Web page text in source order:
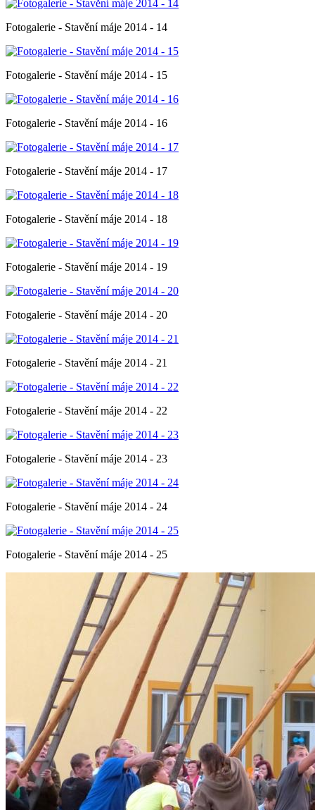
Fotogalerie - Stavění máje 2014 - 14
Fotogalerie - Stavění máje 2014 - 15
Fotogalerie - Stavění máje 2014 - 16
Fotogalerie - Stavění máje 2014 - 17
Fotogalerie - Stavění máje 2014 - 18
Fotogalerie - Stavění máje 2014 - 19
Fotogalerie - Stavění máje 2014 - 20
Fotogalerie - Stavění máje 2014 - 21
Fotogalerie - Stavění máje 2014 - 22
Fotogalerie - Stavění máje 2014 - 23
Fotogalerie - Stavění máje 2014 - 24
Fotogalerie - Stavění máje 2014 - 25